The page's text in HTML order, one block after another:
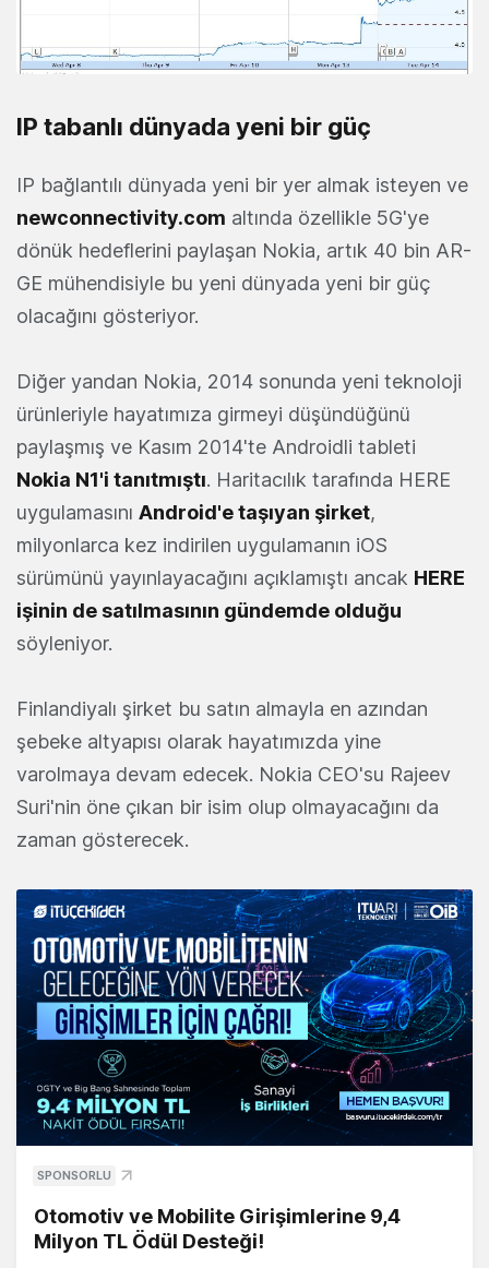
IP tabanlı dünyada yeni bir güç
IP bağlantılı dünyada yeni bir yer almak isteyen ve
newconnectivity.com altında özellikle 5G'ye
dönük hedeflerini paylaşan Nokia, artık 40 bin AR-
GE mühendisiyle bu yeni dünyada yeni bir güç
olacağını gösteriyor.
Diğer yandan Nokia, 2014 sonunda yeni teknoloji
ürünleriyle hayatımıza girmeyi düşündüğünü
paylaşmış ve Kasım 2014'te Androidli tableti
Nokia N1'i tanıtmıştı. Haritacılık tarafında HERE
uygulamasını Android'e taşıyan şirket,
milyonlarca kez indirilen uygulamanın iOS
sürümünü yayınlayacağını açıklamıştı ancak HERE
işinin de satılmasının gündemde olduğu
söyleniyor.
Finlandiyalı şirket bu satın almayla en azından
şebeke altyapısı olarak hayatımızda yine
varolmaya devam edecek. Nokia CEO'su Rajeev
Suri'nin öne çıkan bir isim olup olmayacağını da
zaman gösterecek.
SPONSORLU
Otomotiv ve Mobilite Girişimlerine 9,4
Milyon TL Ödül Desteği!